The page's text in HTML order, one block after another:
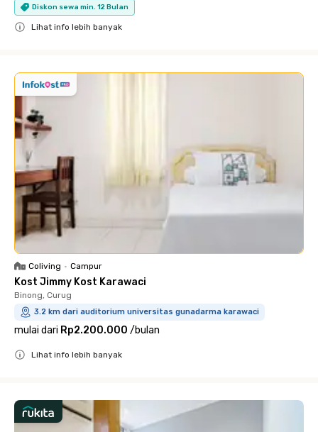
Diskon sewa min. 12 Bulan
Lihat info lebih banyak
Coliving • Campur
Kost Jimmy Kost Karawaci
Binong, Curug
3.2 km dari auditorium universitas gunadarma karawaci
mulai dari Rp2.200.000 /bulan
Lihat info lebih banyak